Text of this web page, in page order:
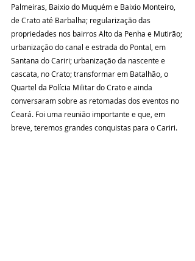
Palmeiras, Baixio do Muquém e Baixio Monteiro,
de Crato até Barbalha; regularização das
propriedades nos bairros Alto da Penha e Mutirão;
urbanização do canal e estrada do Pontal, em
Santana do Cariri; urbanização da nascente e
cascata, no Crato; transformar em Batalhão, o
Quartel da Polícia Militar do Crato e ainda
conversaram sobre as retomadas dos eventos no
Ceará. Foi uma reunião importante e que, em
breve, teremos grandes conquistas para o Cariri.